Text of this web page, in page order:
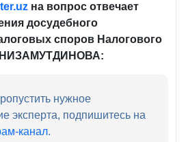
.uz на вопрос отвечает
досудебного
споров Налогового
НИЗАМУТДИНОВА:
нужное
эксперта, подпишитесь на
канал.